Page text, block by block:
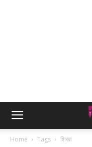
Home Tags शिखा